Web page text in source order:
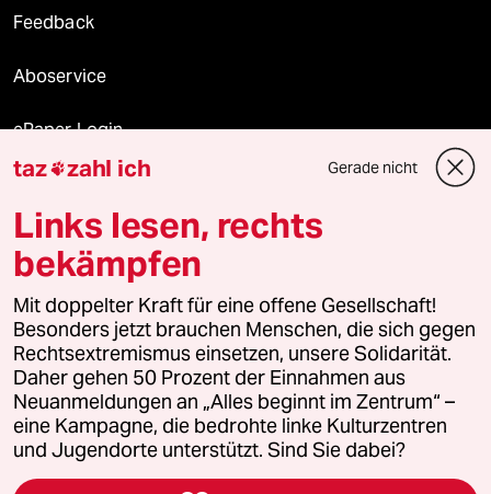
Feedback
Aboservice
ePaper Login
Downloads für Abonnierende
© 2026 taz Verlags und Vertriebs GmbH
Alle Rechte vorbehalten. Bei rechtlichen Fragen oder für Genehmigungen
wenden Sie sich bitte an
lizenzen@taz.de
Feedback Redaktionsstatut Kommune-Richtlinien
Leitlinie Informant Datenschutz Impressum AGB
taz zahl ich Gerade nicht
Links lesen, rechts
bekämpfen
Mit doppelter Kraft für eine offene Gesellschaft!
Besonders jetzt brauchen Menschen, die sich gegen
Rechtsextremismus einsetzen, unsere Solidarität.
Daher gehen 50 Prozent der Einnahmen aus
Neuanmeldungen an „Alles beginnt im Zentrum“ –
eine Kampagne, die bedrohte linke Kulturzentren
und Jugendorte unterstützt. Sind Sie dabei?